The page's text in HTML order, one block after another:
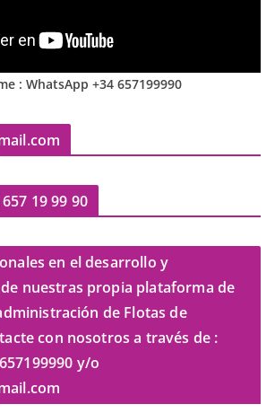
: WhatsApp +34 657199990
19 99 90
en el desarrollo y
nuestras propia plataforma de
de Flotas de
con nosotros a través de :
y/o